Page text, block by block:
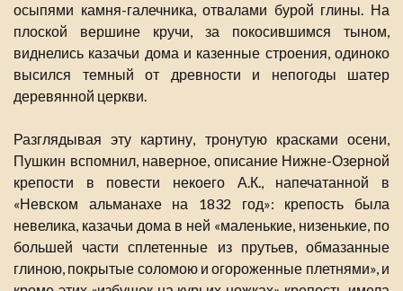
осыпями камня-галечника, отвалами бурой глины. На
плоской вершине кручи, за покосившимся тыном,
виднелись казачьи дома и казенные строения, одиноко
высился темный от древности и непогоды шатер
деревянной церкви.
Разглядывая эту картину, тронутую красками осени,
Пушкин вспомнил, наверное, описание Нижне-Озерной
крепости в повести некоего А.К., напечатанной в
«Невском альманахе на 1832 год»: крепость была
невелика, казачьи дома в ней «маленькие, низенькие, по
большей части сплетенные из прутьев, обмазанные
глиною, покрытые соломою и огороженные плетнями», и